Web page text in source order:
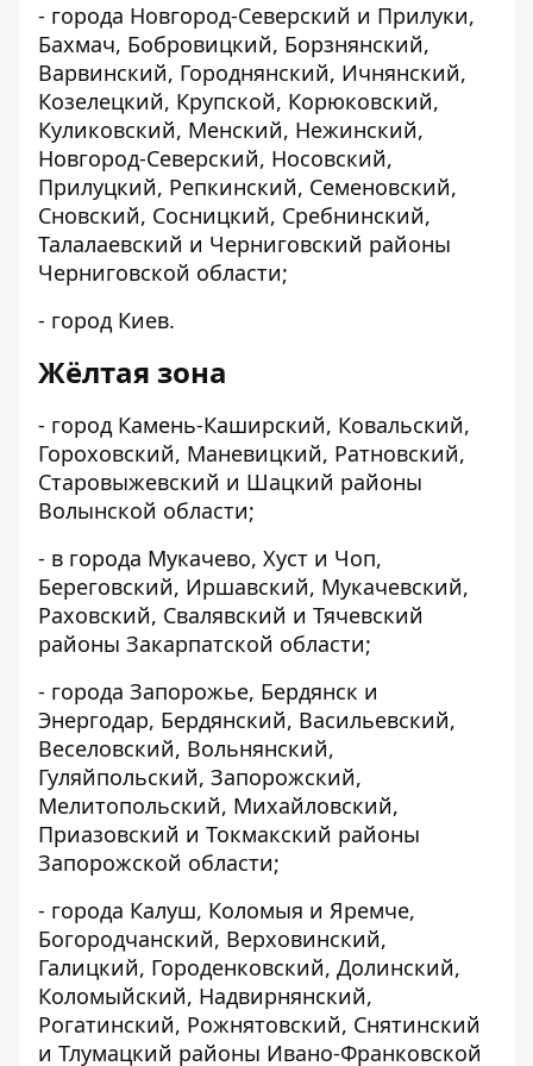
- города Новгород-Северский и Прилуки,
Бахмач, Бобровицкий, Борзнянский,
Варвинский, Городнянский, Ичнянский,
Козелецкий, Крупской, Корюковский,
Куликовский, Менский, Нежинский,
Новгород-Северский, Носовский,
Прилуцкий, Репкинский, Семеновский,
Сновский, Сосницкий, Сребнинский,
Талалаевский и Черниговский районы
Черниговской области;
- город Киев.
Жёлтая зона
- город Камень-Каширский, Ковальский,
Гороховский, Маневицкий, Ратновский,
Старовыжевский и Шацкий районы
Волынской области;
- в города Мукачево, Хуст и Чоп,
Береговский, Иршавский, Мукачевский,
Раховский, Свалявский и Тячевский
районы Закарпатской области;
- города Запорожье, Бердянск и
Энергодар, Бердянский, Васильевский,
Веселовский, Вольнянский,
Гуляйпольский, Запорожский,
Мелитопольский, Михайловский,
Приазовский и Токмакский районы
Запорожской области;
- города Калуш, Коломыя и Яремче,
Богородчанский, Верховинский,
Галицкий, Городенковский, Долинский,
Коломыйский, Надвирнянский,
Рогатинский, Рожнятовский, Снятинский
и Тлумацкий районы Ивано-Франковской